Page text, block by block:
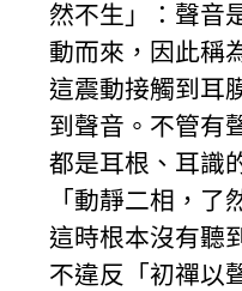
然不生」：聲音
動而來，因此稱
這震動接觸到耳
到聲音。不管有
都是耳根、耳識
「動靜二相，了
這時根本沒有聽
不違反「初禪以